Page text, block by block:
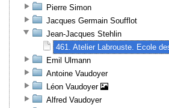
Pierre Simon
Jacques Germain Soufflot
Jean-Jacques Stehlin
461. Atelier Labrouste. Ecole
Emil Ulmann
Antoine Vaudoyer
Léon Vaudoyer
Alfred Vaudoyer